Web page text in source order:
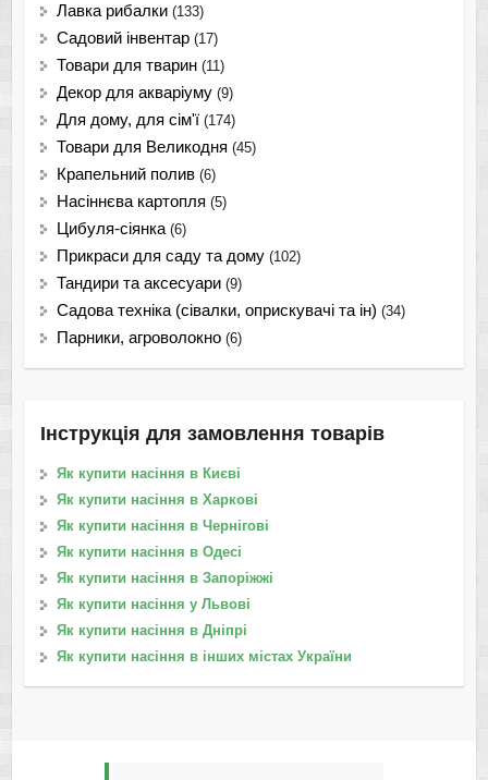
Лавка рибалки (133)
Садовий інвентар (17)
Товари для тварин (11)
Декор для акваріуму (9)
Для дому, для сім'ї (174)
Товари для Великодня (45)
Крапельний полив (6)
Насіннєва картопля (5)
Цибуля-сіянка (6)
Прикраси для саду та дому (102)
Тандири та аксесуари (9)
Садова техніка (сівалки, оприскувачі та ін) (34)
Парники, агроволокно (6)
Інструкція для замовлення товарів
Як купити насіння в Києві
Як купити насіння в Харкові
Як купити насіння в Чернігові
Як купити насіння в Одесі
Як купити насіння в Запоріжжі
Як купити насіння у Львові
Як купити насіння в Дніпрі
Як купити насіння в інших містах України